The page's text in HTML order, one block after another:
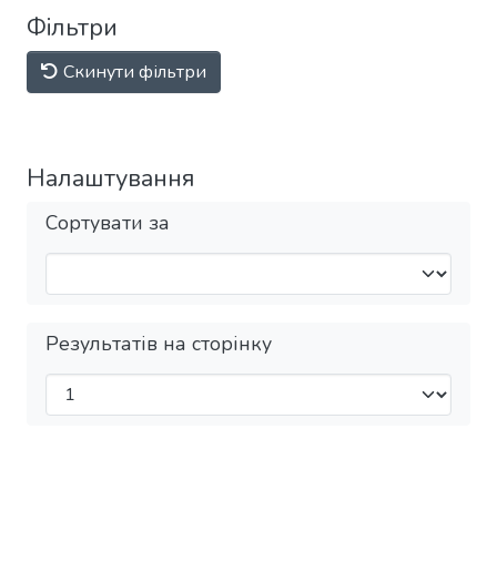
Фільтри
Скинути фільтри
Налаштування
Сортувати за
Результатів на сторінку